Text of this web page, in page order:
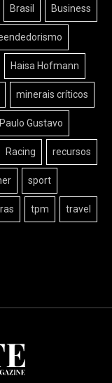
Brasil Business
Haisa Hofmann
minerais críticos
Paulo Gustavo
Racing recursos
sport
tpm travel